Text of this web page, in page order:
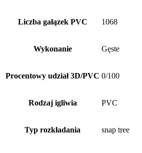
Liczba gałązek PVC 1068
Wykonanie Gęste
Procentowy udział 3D/PVC 0/100
Rodzaj igliwia PVC
Typ rozkładania snap tree